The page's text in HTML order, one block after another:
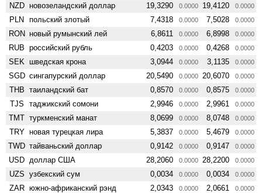
NZD ново­зеландский доллар 19,3290 0.0000 19,4120 0.0000
PLN польский злотый 7,4318 0.0000 7,5028 0.0000
RON новый румынский лей 6,8611 0.0000 6,8998 0.0000
RUB российский рубль 0,4203 0.0000 0,4268 0.0000
SEK шведская крона 3,0944 0.0000 3,1135 0.0000
SGD сингапурский доллар 20,5490 0.0000 20,6070 0.0000
THB таиландский бат 0,8570 0.0000 0,8575 0.0000
TJS таджикский сомони 2,9946 0.0000 2,9961 0.0000
TMT туркменский манат 8,0699 0.0000 8,0748 0.0000
TRY новая турецкая лира 5,3837 0.0000 5,4679 0.0000
TWD тайваньский доллар 0,9142 0.0000 0,9147 0.0000
USD доллар США 28,2060 0.0000 28,2200 0.0000
UZS узбекский сум 0,0034 0.0000 0,0034 0.0000
ZAR южно-африканский рэнд 2,0343 0.0000 2,0661 0.0000